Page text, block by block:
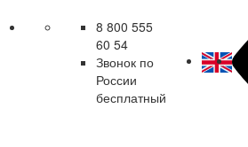
8 800 555
60 54
Звонок по
России
бесплатный